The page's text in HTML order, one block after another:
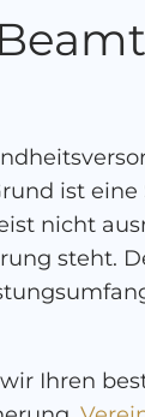
ist
nicht
steht.
Ihren